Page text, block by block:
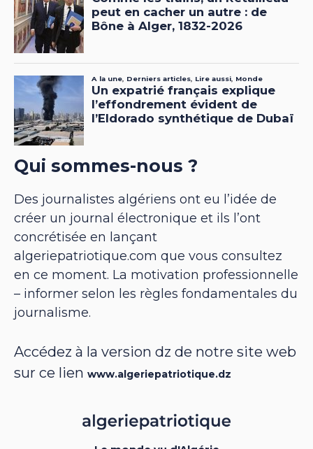
Qui sommes-nous ?
Des journalistes algériens ont eu l’idée de
créer un journal électronique et ils l’ont
concrétisée en lançant
algeriepatriotique.com que vous consultez
en ce moment. La motivation professionnelle
– informer selon les règles fondamentales du
journalisme.
Accédez à la version dz de notre site web
sur ce lien www.algeriepatriotique.dz